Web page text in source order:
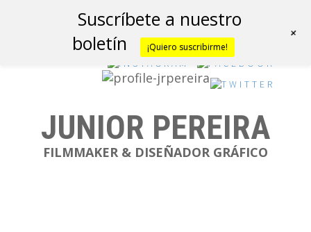
JUNIOR PEREIRA
FILMMAKER & DISEÑADOR GRÁFICO
Suscríbete a nuestro
boletín
¡Quiero suscribirme!
+